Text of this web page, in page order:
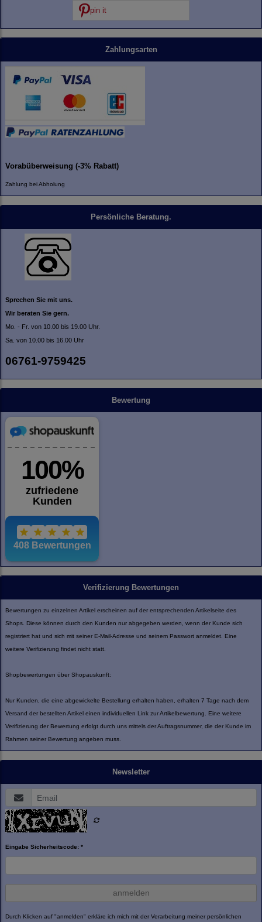
pin it
Zahlungsarten
Vorabüberweisung (-3% Rabatt)
Zahlung bei Abholung
Persönliche Beratung.
Sprechen Sie mit uns.
Wir beraten Sie gern.
Mo. - Fr. von 10.00 bis 19.00 Uhr.
Sa. von 10.00 bis 16.00 Uhr
06761-9759425
Bewertung
Verifizierung Bewertungen
Bewertungen zu einzelnen Artikel erscheinen auf der entsprechenden Artikelseite des
Shops. Diese können durch den Kunden nur abgegeben werden, wenn der Kunde sich
registriert hat und sich mit seiner E-Mail-Adresse und seinem Passwort anmeldet. Eine
weitere Verifizierung findet nicht statt.
Shopbewertungen über Shopauskunft:
Nur Kunden, die eine abgewickelte Bestellung erhalten haben, erhalten 7 Tage nach dem
Versand der bestellten Artikel einen individuellen Link zur Artikelbewertung. Eine weitere
Verifizierung der Bewertung erfolgt durch uns mittels der Auftragsnummer, die der Kunde im
Rahmen seiner Bewertung angeben muss.
Newsletter
Eingabe Sicherheitscode: *
anmelden
Durch Klicken auf "anmelden" erkläre ich mich mit der Verarbeitung meiner persönlichen